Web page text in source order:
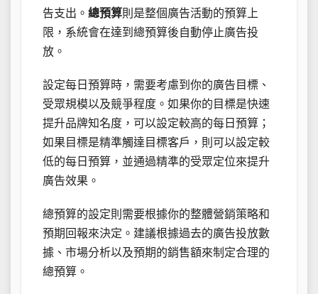
告支出。 總預算則是整個廣告活動的預算上
限，系統會在達到總預算後自動停止廣告投
放。
設定每日預算時，需要考慮到你的廣告目標、
受眾規模以及競爭程度。如果你的目標是快速
提升品牌知名度，可以設定較高的每日預算；
如果目標是精準觸達目標客戶，則可以設定較
低的每日預算，並通過精準的受眾定位來提升
廣告效果。
總預算的設定則需要根據你的整體營銷策略和
預期回報來決定。建議根據過去的廣告投放數
據、市場分析以及預期的銷售額來制定合理的
總預算。